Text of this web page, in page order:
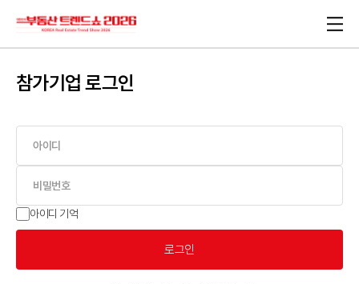
참가기업 로그인
아이디 기억
로그인